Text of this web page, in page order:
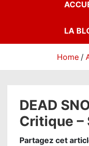
LA
Home
DEAD
Critique –
Partagez cet